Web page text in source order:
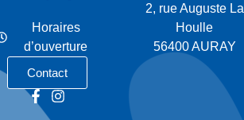
Horaires
d’ouverture
Contact
2, rue Auguste La
Houlle
56400 AURAY